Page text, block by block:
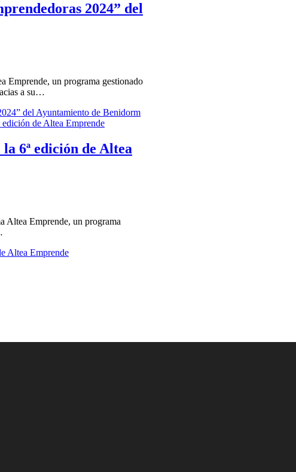
2024” del
Emprende, un programa gestionado
a su…
del Ayuntamiento de Benidorm
6ª edición de Altea
Altea Emprende, un programa
Altea Emprende